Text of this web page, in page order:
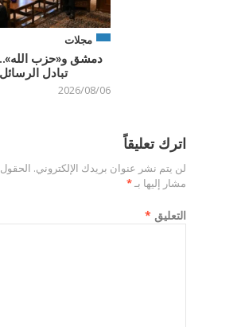
مجلات
دمشق و«حزب
تبادل
2026/08/06
اترك تعليقاً
لن يتم نشر عنوان بريدك الإلكتروني. الحقول
مشار إليها بـ*
التعليق *